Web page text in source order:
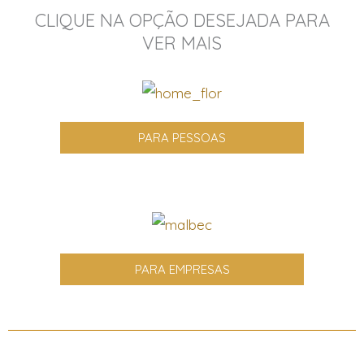
CLIQUE NA OPÇÃO DESEJADA PARA
VER MAIS
PARA PESSOAS
PARA EMPRESAS